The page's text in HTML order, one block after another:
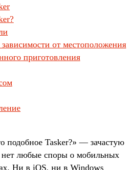
от местоположения
приготовления
подобное Tasker?» — зачастую
нет любые споры о мобильных
Ни в iOS, ни в Windows